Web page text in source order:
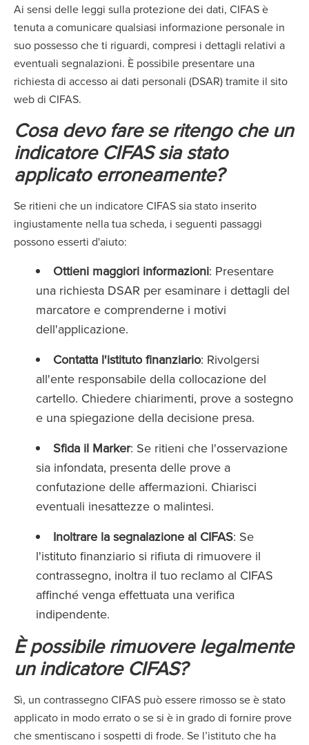
Ai sensi delle leggi sulla protezione dei dati, CIFAS è
tenuta a comunicare qualsiasi informazione personale in
suo possesso che ti riguardi, compresi i dettagli relativi a
eventuali segnalazioni. È possibile presentare una
richiesta di accesso ai dati personali (DSAR) tramite il sito
web di CIFAS.
Cosa devo fare se ritengo che un
indicatore CIFAS sia stato
applicato erroneamente?
Se ritieni che un indicatore CIFAS sia stato inserito
ingiustamente nella tua scheda, i seguenti passaggi
possono esserti d'aiuto:
Ottieni maggiori informazioni: Presentare
una richiesta DSAR per esaminare i dettagli del
marcatore e comprenderne i motivi
dell'applicazione.
Contatta l'istituto finanziario: Rivolgersi
all'ente responsabile della collocazione del
cartello. Chiedere chiarimenti, prove a sostegno
e una spiegazione della decisione presa.
Sfida il Marker: Se ritieni che l'osservazione
sia infondata, presenta delle prove a
confutazione delle affermazioni. Chiarisci
eventuali inesattezze o malintesi.
Inoltrare la segnalazione al CIFAS: Se
l'istituto finanziario si rifiuta di rimuovere il
contrassegno, inoltra il tuo reclamo al CIFAS
affinché venga effettuata una verifica
indipendente.
È possibile rimuovere legalmente
un indicatore CIFAS?
Sì, un contrassegno CIFAS può essere rimosso se è stato
applicato in modo errato o se si è in grado di fornire prove
che smentiscano i sospetti di frode. Se l’istituto che ha